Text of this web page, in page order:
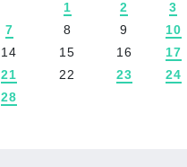
1 2 3
7 8 9 10
14 15 16 17
21 22 23 24
28